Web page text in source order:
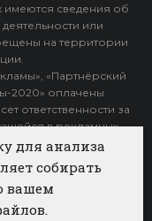
имеются сведения об
или
на территории
«Партнёрский
2020» оплачены
ответственности за
в рекламных
для анализа
собирать
вашем